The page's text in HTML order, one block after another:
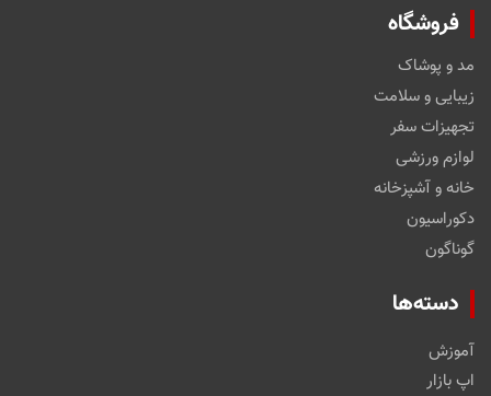
فروشگاه
مد و پوشاک
زیبایی و سلامت
تجهیزات سفر
لوازم ورزشی
خانه و آشپزخانه
دکوراسیون
گوناگون
دسته‌ها
آموزش
اپ بازار